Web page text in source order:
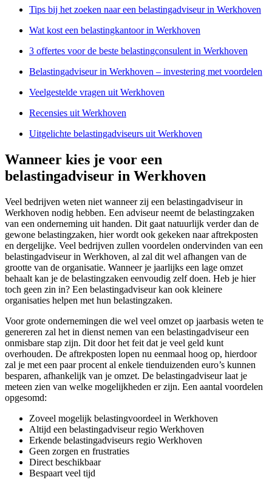
Tips bij het zoeken naar een belastingadviseur in Werkhoven
Wat kost een belastingkantoor in Werkhoven
3 offertes voor de beste belastingconsulent in Werkhoven
Belastingadviseur in Werkhoven – investering met voordelen
Veelgestelde vragen uit Werkhoven
Recensies uit Werkhoven
Uitgelichte belastingadviseurs uit Werkhoven
Wanneer kies je voor een
belastingadviseur in Werkhoven
Veel bedrijven weten niet wanneer zij een belastingadviseur in
Werkhoven nodig hebben. Een adviseur neemt de belastingzaken
van een onderneming uit handen. Dit gaat natuurlijk verder dan de
gewone belastingzaken, hier wordt ook gekeken naar aftrekposten
en dergelijke. Veel bedrijven zullen voordelen ondervinden van een
belastingadviseur in Werkhoven, al zal dit wel afhangen van de
grootte van de organisatie. Wanneer je jaarlijks een lage omzet
behaalt kan je de belastingzaken eenvoudig zelf doen. Heb je hier
toch geen zin in? Een belastingadviseur kan ook kleinere
organisaties helpen met hun belastingzaken.
Voor grote ondernemingen die wel veel omzet op jaarbasis weten te
genereren zal het in dienst nemen van een belastingadviseur een
onmisbare stap zijn. Dit door het feit dat je veel geld kunt
overhouden. De aftrekposten lopen nu eenmaal hoog op, hierdoor
zal je met een paar procent al enkele tienduizenden euro’s kunnen
besparen, afhankelijk van je omzet. De belastingadviseur laat je
meteen zien van welke mogelijkheden er zijn. Een aantal voordelen
opgesomd:
Zoveel mogelijk belastingvoordeel in Werkhoven
Altijd een belastingadviseur regio Werkhoven
Erkende belastingadviseurs regio Werkhoven
Geen zorgen en frustraties
Direct beschikbaar
Bespaart veel tijd